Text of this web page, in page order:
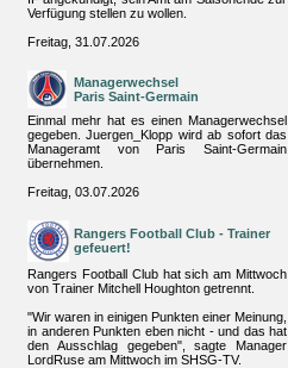
Verfügung stellen zu wollen.
Freitag, 31.07.2026
Managerwechsel
Paris Saint-Germain
Einmal mehr hat es einen Managerwechsel
gegeben. Juergen_Klopp wird ab sofort das
Manageramt von Paris Saint-Germain
übernehmen.
Freitag, 03.07.2026
Rangers Football Club - Trainer
gefeuert!
Rangers Football Club hat sich am Mittwoch
von Trainer Mitchell Houghton getrennt.
"Wir waren in einigen Punkten einer Meinung,
in anderen Punkten eben nicht - und das hat
den Ausschlag gegeben", sagte Manager
LordRuse am Mittwoch im SHSG-TV.